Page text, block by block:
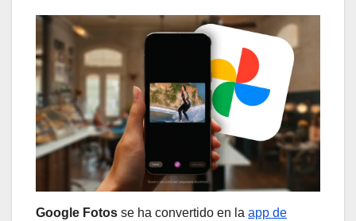
Google Fotos se ha convertido en la app de